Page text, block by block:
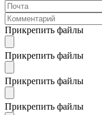
Прикрепить файлы
Прикрепить файлы
Прикрепить файлы
Прикрепить файлы